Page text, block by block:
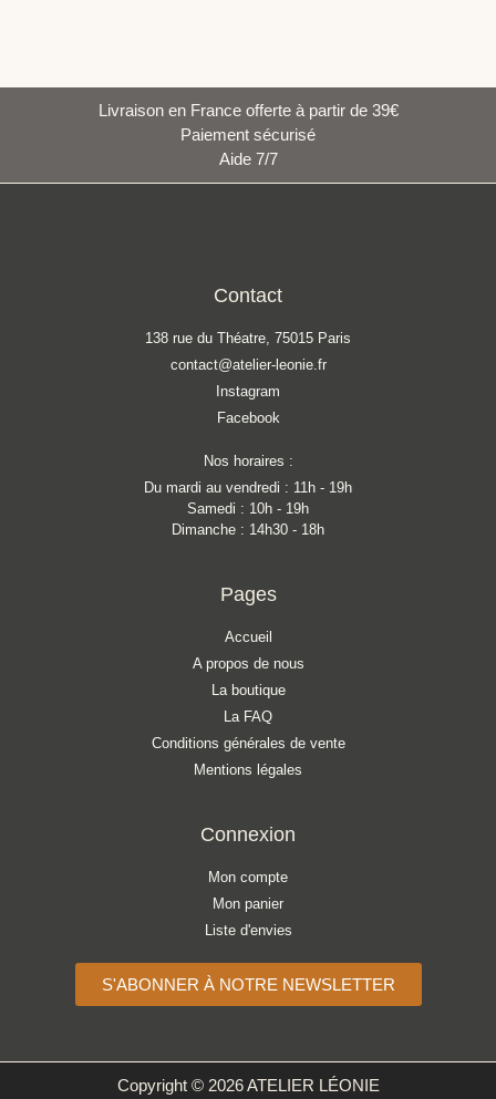
Livraison en France offerte à partir de 39€
Paiement sécurisé
Aide 7/7
Contact
138 rue du Théatre, 75015 Paris
contact@atelier-leonie.fr
Instagram
Facebook
Nos horaires :
Du mardi au vendredi : 11h - 19h
Samedi : 10h - 19h
Dimanche : 14h30 - 18h
Pages
Accueil
A propos de nous
La boutique
La FAQ
Conditions générales de vente
Mentions légales
Connexion
Mon compte
Mon panier
Liste d'envies
S'ABONNER À NOTRE NEWSLETTER
Copyright © 2026 ATELIER LÉONIE